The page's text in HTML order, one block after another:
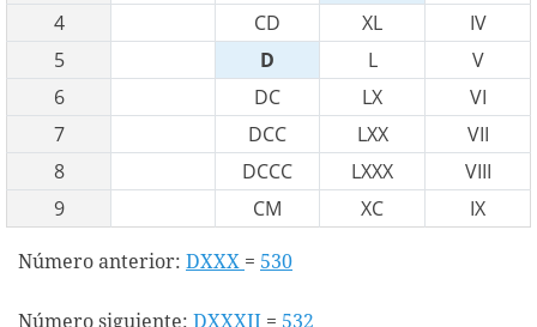
4
CD XL
IV
5
D L
V
6
DC LX
VI
7
DCC LXX
VII
8
DCCC LXXX
VIII
9
CM XC IX
Número anterior: DXXX = 530
Número siguiente: DXXXII = 532